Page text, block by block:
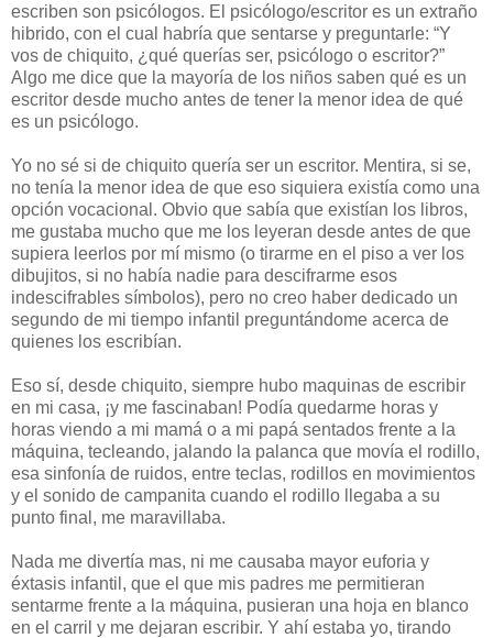
escriben son psicólogos. El psicólogo/escritor es un extraño
hibrido, con el cual habría que sentarse y preguntarle: “Y
vos de chiquito, ¿qué querías ser, psicólogo o escritor?”
Algo me dice que la mayoría de los niños saben qué es un
escritor desde mucho antes de tener la menor idea de qué
es un psicólogo.
Yo no sé si de chiquito quería ser un escritor. Mentira, si se,
no tenía la menor idea de que eso siquiera existía como una
opción vocacional. Obvio que sabía que existían los libros,
me gustaba mucho que me los leyeran desde antes de que
supiera leerlos por mí mismo (o tirarme en el piso a ver los
dibujitos, si no había nadie para descifrarme esos
indescifrables símbolos), pero no creo haber dedicado un
segundo de mi tiempo infantil preguntándome acerca de
quienes los escribían.
Eso sí, desde chiquito, siempre hubo maquinas de escribir
en mi casa, ¡y me fascinaban! Podía quedarme horas y
horas viendo a mi mamá o a mi papá sentados frente a la
máquina, tecleando, jalando la palanca que movía el rodillo,
esa sinfonía de ruidos, entre teclas, rodillos en movimientos
y el sonido de campanita cuando el rodillo llegaba a su
punto final, me maravillaba.
Nada me divertía mas, ni me causaba mayor euforia y
éxtasis infantil, que el que mis padres me permitieran
sentarme frente a la máquina, pusieran una hoja en blanco
en el carril y me dejaran escribir. Y ahí estaba yo, tirando